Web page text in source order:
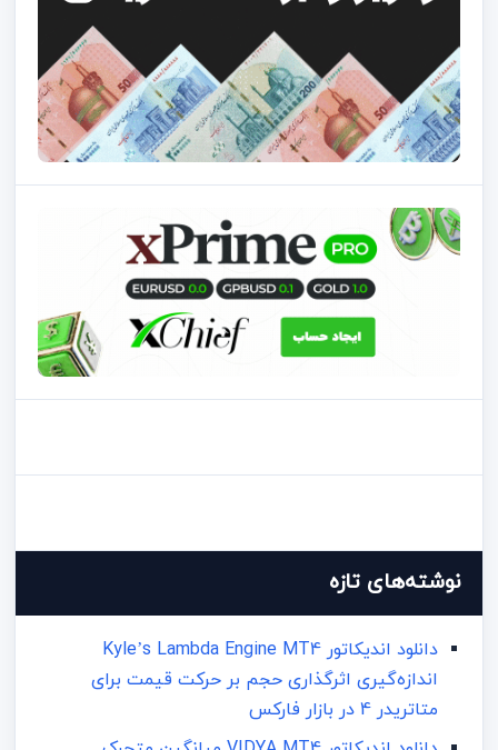
نوشته‌های تازه
دانلود اندیکاتور Kyle’s Lambda Engine MT4
اندازه‌گیری اثرگذاری حجم بر حرکت قیمت برای
متاتریدر 4 در بازار فارکس